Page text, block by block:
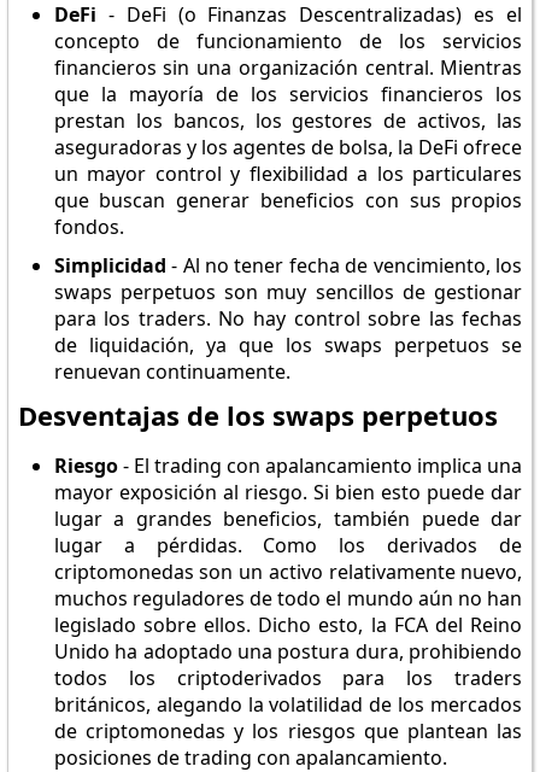
DeFi - DeFi (o Finanzas Descentralizadas) es el
concepto de funcionamiento de los servicios
financieros sin una organización central. Mientras
que la mayoría de los servicios financieros los
prestan los bancos, los gestores de activos, las
aseguradoras y los agentes de bolsa, la DeFi ofrece
un mayor control y flexibilidad a los particulares
que buscan generar beneficios con sus propios
fondos.
Simplicidad - Al no tener fecha de vencimiento, los
swaps perpetuos son muy sencillos de gestionar
para los traders. No hay control sobre las fechas
de liquidación, ya que los swaps perpetuos se
renuevan continuamente.
Desventajas de los swaps perpetuos
Riesgo- El trading con apalancamiento implica una
mayor exposición al riesgo. Si bien esto puede dar
lugar a grandes beneficios, también puede dar
lugar a pérdidas. Como los derivados de
criptomonedas son un activo relativamente nuevo,
muchos reguladores de todo el mundo aún no han
legislado sobre ellos. Dicho esto, la FCA del Reino
Unido ha adoptado una postura dura, prohibiendo
todos los criptoderivados para los traders
británicos, alegando la volatilidad de los mercados
de criptomonedas y los riesgos que plantean las
posiciones de trading con apalancamiento.